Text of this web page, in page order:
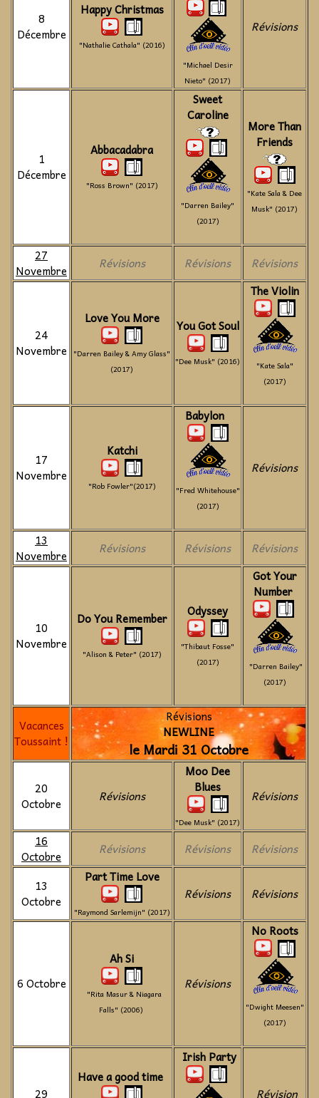
8
Décembre
Happy Christmas
"Nathalie Cathala" (2016)
"Michael Desir
Nieto" (2017)
Révisions
1
Décembre
Abbacadabra
"Ross Brown" (2017)
Sweet
Caroline
"Darren Bailey"
(2017)
More Than
Friends
"Kate Sala & Dee
Musk" (2017)
27
Novembre
Révisions Révisions Révisions
24
Novembre
Love You More
"Darren Bailey & Amy Glass"
(2017)
You Got Soul
"Dee Musk" (2016)
The Violin
"Kate Sala"
(2017)
17
Novembre
Katchi
"Rob Fowler"(2017)
Babylon
"Fred Whitehouse"
(2017)
Révisions
13
Novembre
Révisions Révisions Révisions
10
Novembre
Do You Remember
"Alison & Peter" (2017)
Odyssey
"Thibaut Fosse"
(2017)
Got Your
Number
"Darren Bailey"
(2017)
Vacances
Toussaint !
Révisions
NEWLINE
le Mardi 31 Octobre
20
Octobre
Révisions
Moo Dee
Blues
"Dee Musk" (2017)
Révisions
16
Octobre
Révisions Révisions Révisions
13
Octobre
Part Time Love
"Raymond Sarlemijn" (2017)
Révisions Révisions
6 Octobre
Ah Si
"Rita Masur & Niagara
Falls" (2006)
Révisions
No Roots
"Dwight Meesen"
(2017)
29
Have a good time
Irish Party
Révision